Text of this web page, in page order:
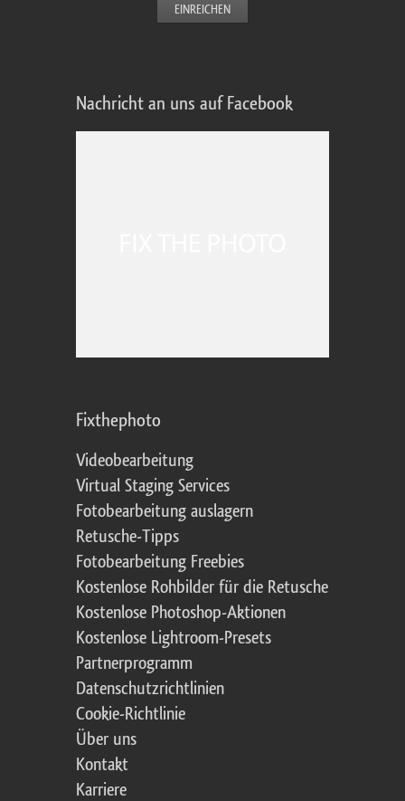
Nachricht an uns auf Facebook
Fixthephoto
Videobearbeitung
Virtual Staging Services
Fotobearbeitung auslagern
Retusche-Tipps
Fotobearbeitung Freebies
Kostenlose Rohbilder für die Retusche
Kostenlose Photoshop-Aktionen
Kostenlose Lightroom-Presets
Partnerprogramm
Datenschutzrichtlinien
Cookie-Richtlinie
Über uns
Kontakt
Karriere